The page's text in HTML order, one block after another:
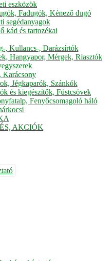
eszközök
Fadugók, Kénező dugó
segédanyagok
kád és tartozékai
, Kullancs-, Darázsírtók
Hangyapor, Mérgek, Riasztók
Karácsony
Jégkaparók, Szánkók
és kiegészítők, Füstcsövek
Fenyőcsomagoló háló
AKCIÓK